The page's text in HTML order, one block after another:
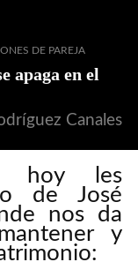
DE PAREJA
apaga en el
Canales
hoy les
de José
nos da
y